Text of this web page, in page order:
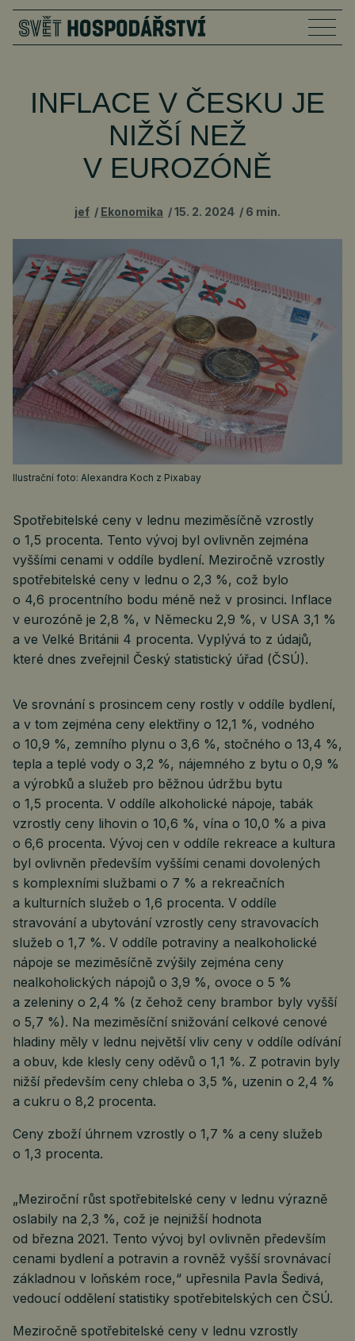
INFLACE V ČESKU JE
NIŽŠÍ NEŽ
V EUROZÓNĚ
jef Ekonomika 15. 2. 2024 6 min.
Ilustrační foto: Alexandra Koch z Pixabay
Spotřebitelské ceny v lednu meziměsíčně vzrostly
o 1,5 procenta. Tento vývoj byl ovlivněn zejména
vyššími cenami v oddíle bydlení. Meziročně vzrostly
spotřebitelské ceny v lednu o 2,3 %, což bylo
o 4,6 procentního bodu méně než v prosinci. Inflace
v eurozóně je 2,8 %, v Německu 2,9 %, v USA 3,1 %
a ve Velké Británii 4 procenta. Vyplývá to z údajů,
které dnes zveřejnil Český statistický úřad (ČSÚ).
Ve srovnání s prosincem ceny rostly v oddíle bydlení,
a v tom zejména ceny elektřiny o 12,1 %, vodného
o 10,9 %, zemního plynu o 3,6 %, stočného o 13,4 %,
tepla a teplé vody o 3,2 %, nájemného z bytu o 0,9 %
a výrobků a služeb pro běžnou údržbu bytu
o 1,5 procenta. V oddíle alkoholické nápoje, tabák
vzrostly ceny lihovin o 10,6 %, vína o 10,0 % a piva
o 6,6 procenta. Vývoj cen v oddíle rekreace a kultura
byl ovlivněn především vyššími cenami dovolených
s komplexními službami o 7 % a rekreačních
a kulturních služeb o 1,6 procenta. V oddíle
stravování a ubytování vzrostly ceny stravovacích
služeb o 1,7 %. V oddíle potraviny a nealkoholické
nápoje se meziměsíčně zvýšily zejména ceny
nealkoholických nápojů o 3,9 %, ovoce o 5 %
a zeleniny o 2,4 % (z čehož ceny brambor byly vyšší
o 5,7 %). Na meziměsíční snižování celkové cenové
hladiny měly v lednu největší vliv ceny v oddíle odívání
a obuv, kde klesly ceny oděvů o 1,1 %. Z potravin byly
nižší především ceny chleba o 3,5 %, uzenin o 2,4 %
a cukru o 8,2 procenta.
Ceny zboží úhrnem vzrostly o 1,7 % a ceny služeb
o 1,3 procenta.
„Meziroční růst spotřebitelské ceny v lednu výrazně
oslabily na 2,3 %, což je nejnižší hodnota
od března 2021. Tento vývoj byl ovlivněn především
cenami bydlení a potravin a rovněž vyšší srovnávací
základnou v loňském roce,“ upřesnila Pavla Šedivá,
vedoucí oddělení statistiky spotřebitelských cen ČSÚ.
Meziročně spotřebitelské ceny v lednu vzrostly